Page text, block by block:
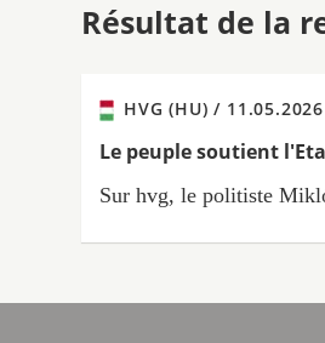
Résultat de la
HVG (HU) / 11.05.2026
Le peuple soutient
Sur hvg, le politiste